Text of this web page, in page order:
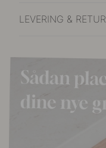
LEVERING & RETUR